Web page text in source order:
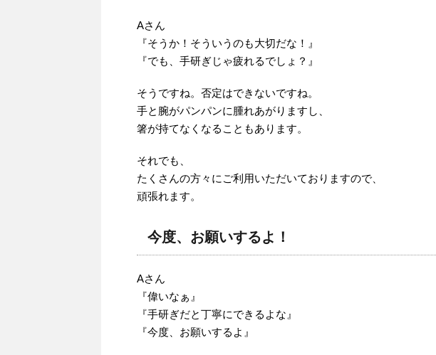
Aさん
『そうか！そういうのも大切だな！』
『でも、手研ぎじゃ疲れるでしょ？』
そうですね。否定はできないですね。
手と腕がパンパンに腫れあがりますし、
箸が持てなくなることもあります。
それでも、
たくさんの方々にご利用いただいておりますので、
頑張れます。
今度、お願いするよ！
Aさん
『偉いなぁ』
『手研ぎだと丁寧にできるよな』
『今度、お願いするよ』